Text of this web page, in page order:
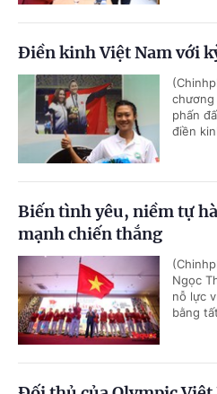
Điền kinh Việt Nam với
chương
phấn
điền
Biến tình yêu, niềm tự
mạnh chiến thắng
Ngọc
nỗ lực
bằng